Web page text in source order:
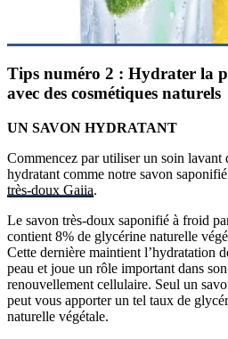
Tips numéro 2 : Hydrater la
avec des cosmétiques naturels
UN SAVON HYDRATANT
Commencez par utiliser un soin lavant
hydratant comme notre savon
très-doux Gaiia.
Le savon très-doux saponifié à froid
contient 8% de glycérine naturelle
Cette dernière maintient l’hydratation
peau et joue un rôle important dans
renouvellement cellulaire. Seul un
peut vous apporter un tel taux de
naturelle végétale.